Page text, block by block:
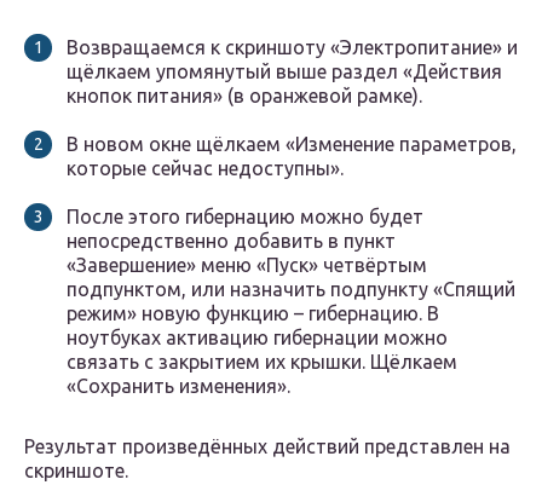
Возвращаемся к скриншоту «Электропитание» и
щёлкаем упомянутый выше раздел «Действия
кнопок питания» (в оранжевой рамке).
В новом окне щёлкаем «Изменение параметров,
которые сейчас недоступны».
После этого гибернацию можно будет
непосредственно добавить в пункт
«Завершение» меню «Пуск» четвёртым
подпунктом, или назначить подпункту «Спящий
режим» новую функцию – гибернацию. В
ноутбуках активацию гибернации можно
связать с закрытием их крышки. Щёлкаем
«Сохранить изменения».
Результат произведённых действий представлен на
скриншоте.